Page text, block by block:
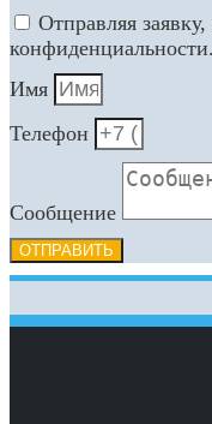
Отправляя
конфиденциальности.
Имя
Телефон
Сообщение
ОТПРАВИТЬ